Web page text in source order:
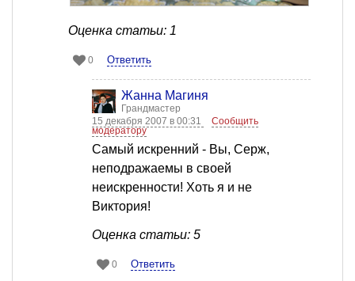
Оценка статьи: 1
0 Ответить
Жанна Магиня
Грандмастер
15 декабря 2007 в 00:31
Сообщить
модератору
Самый искренний - Вы, Серж,
неподражаемы в своей
неискренности! Хоть я и не
Виктория!
Оценка статьи: 5
0 Ответить